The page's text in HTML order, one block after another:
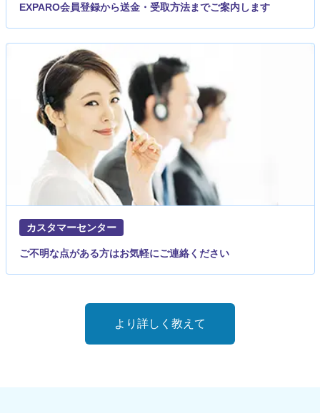
EXPARO会員登録から送金・受取方法までご案内します
カスタマーセンター
ご不明な点がある方はお気軽にご連絡ください
より詳しく教えて